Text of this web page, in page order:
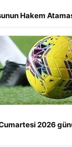
Hakem
2026